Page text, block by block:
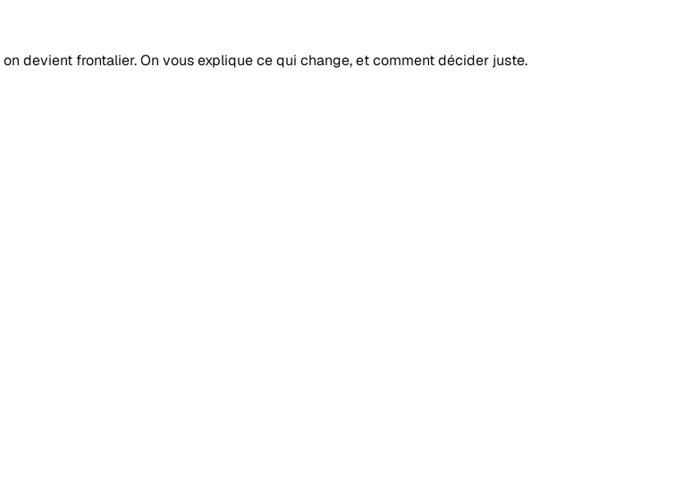
devient frontalier. On vous explique ce qui change, et comment décider juste.